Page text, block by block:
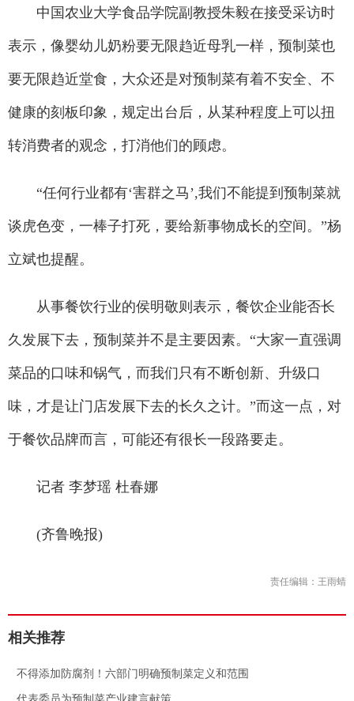
中国农业大学食品学院副教授朱毅在接受采访时
表示，像婴幼儿奶粉要无限趋近母乳一样，预制菜也
要无限趋近堂食，大众还是对预制菜有着不安全、不
健康的刻板印象，规定出台后，从某种程度上可以扭
转消费者的观念，打消他们的顾虑。
“任何行业都有‘害群之马’,我们不能提到预制菜就
谈虎色变，一棒子打死，要给新事物成长的空间。”杨
立斌也提醒。
从事餐饮行业的侯明敬则表示，餐饮企业能否长
久发展下去，预制菜并不是主要因素。“大家一直强调
菜品的口味和锅气，而我们只有不断创新、升级口
味，才是让门店发展下去的长久之计。”而这一点，对
于餐饮品牌而言，可能还有很长一段路要走。
记者 李梦瑶 杜春娜
(齐鲁晚报)
责任编辑：王雨蜻
相关推荐
不得添加防腐剂！六部门明确预制菜定义和范围